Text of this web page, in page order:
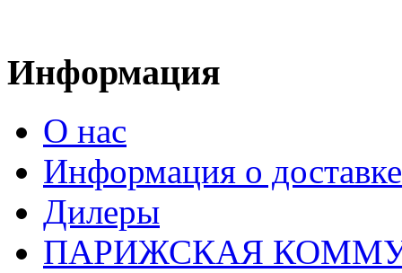
Информация
О нас
Информация о доставке
Дилеры
ПАРИЖСКАЯ